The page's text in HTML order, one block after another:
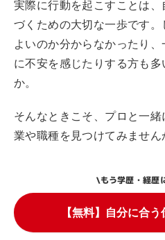
実際に行動を起こすことは
づくための大切な一歩です
よいのか分からなかったり
に不安を感じたりする方も
か。
そんなときこそ、プロと一
業や職種を見つけてみません
\もう学歴・経歴
【無料】自分に合